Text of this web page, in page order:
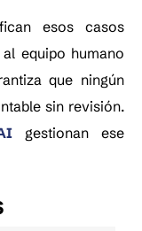
esos casos
equipo humano
que ningún
sin revisión.
gestionan ese